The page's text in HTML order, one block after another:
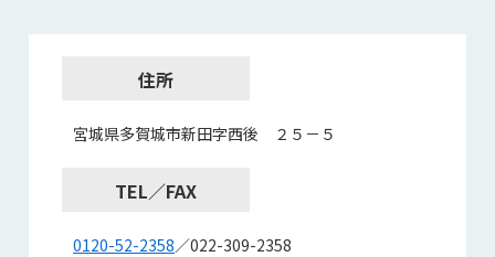
住所
宮城県多賀城市新田字西後 ２５－５
TEL／FAX
0120-52-2358／022-309-2358